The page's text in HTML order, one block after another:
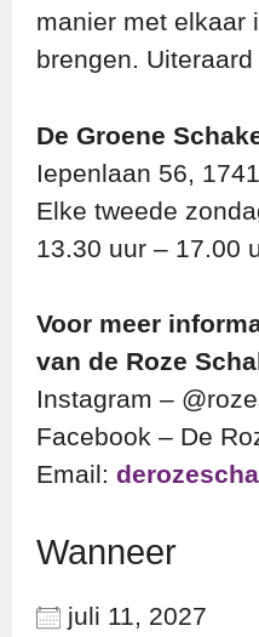
manier met elkaar
brengen.
De Groene
Iepenlaan 56,
Elke tweede
13.30 uur – 17.00
Voor meer
van de Roze
Instagram –
Facebook – De
Email:
Wanneer
juli 11, 2027